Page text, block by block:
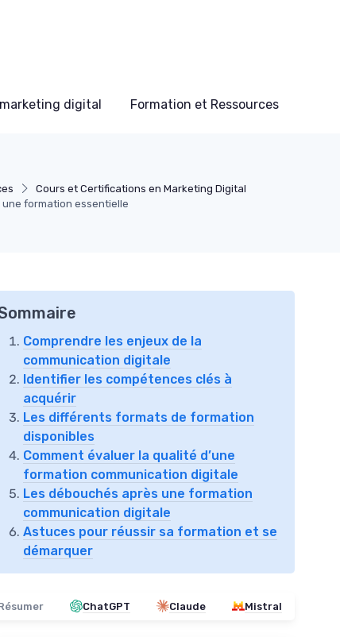
digital Formation et Ressources
Cours et Certifications en Marketing Digital
formation essentielle
Comprendre les enjeux de la
communication digitale
Identifier les compétences clés à
acquérir
Les différents formats de formation
disponibles
Comment évaluer la qualité d’une
formation communication digitale
Les débouchés après une formation
communication digitale
Astuces pour réussir sa formation et se
démarquer
ChatGPT Claude Mistral